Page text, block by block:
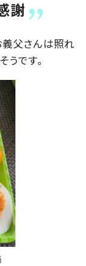
謝
義父さんは照れ
です。